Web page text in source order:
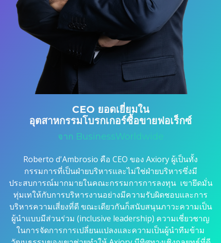
CEO ยอดเยี่ยมใน
อุตสาหกรรมโบรกเกอร์ซื้อขายฟอเร็กซ์
จาก BusinessWorldwide
Roberto d'Ambrosio คือ CEO ของ Axiory ผู้เป็นทั้ง
กรรมการที่เป็นฝ่ายบริหารและไม่ใช่ฝ่ายบริหารซึ่งมี
ประสบการณ์มากมายในคณะกรรมการการลงทุน เขายึดมั่น
ทุ่มเทให้กับการบริหารงานอย่างมีความรับผิดชอบและการ
บริหารความเสี่ยงที่ดี ขณะเดียวกันก็สนับสนุนภาวะความเป็น
ผู้นำแบบมีส่วนร่วม (inclusive leadership) ความเชี่ยวชาญ
ในการจัดการการเปลี่ยนแปลงและความเป็นผู้นำทีมข้าม